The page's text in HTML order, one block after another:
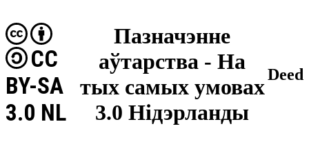
Пазначэнне
аўтарства - На
тых самых умовах
3.0 Нідэрланды
CC
BY-SA
3.0 NL
Deed